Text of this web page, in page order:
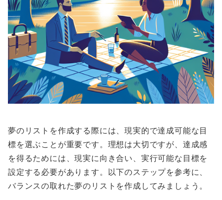
夢のリストを作成する際には、現実的で達成可能な目
標を選ぶことが重要です。理想は大切ですが、達成感
を得るためには、現実に向き合い、実行可能な目標を
設定する必要があります。以下のステップを参考に、
バランスの取れた夢のリストを作成してみましょう。